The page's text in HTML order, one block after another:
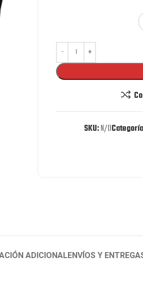
SKU:N/D
ADICIONALENVÍOS Y